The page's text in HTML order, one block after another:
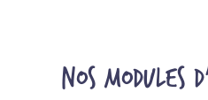
Nos modules